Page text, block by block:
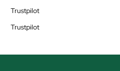
Trustpilot
Trustpilot